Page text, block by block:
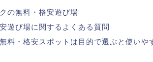
の無料・格安遊び場
遊び場に関するよくある質問
料・格安スポットは目的で選ぶと使いや